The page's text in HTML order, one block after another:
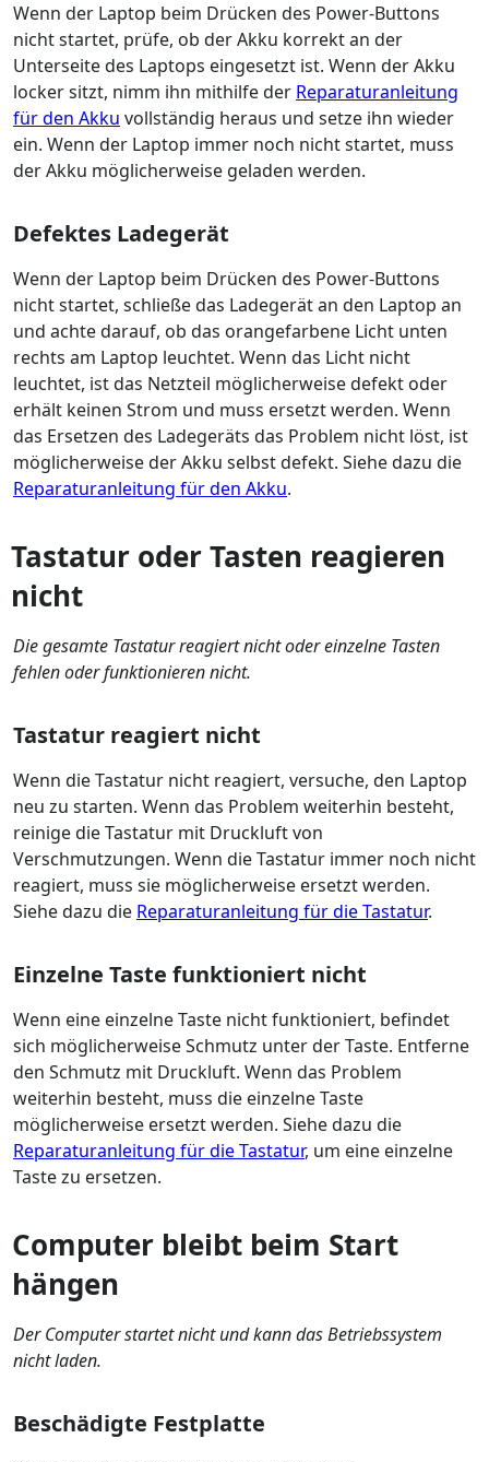
Wenn der Laptop beim Drücken des Power-Buttons
nicht startet, prüfe, ob der Akku korrekt an der
Unterseite des Laptops eingesetzt ist. Wenn der Akku
locker sitzt, nimm ihn mithilfe der Reparaturanleitung
für den Akku vollständig heraus und setze ihn wieder
ein. Wenn der Laptop immer noch nicht startet, muss
der Akku möglicherweise geladen werden.
Defektes Ladegerät
Wenn der Laptop beim Drücken des Power-Buttons
nicht startet, schließe das Ladegerät an den Laptop an
und achte darauf, ob das orangefarbene Licht unten
rechts am Laptop leuchtet. Wenn das Licht nicht
leuchtet, ist das Netzteil möglicherweise defekt oder
erhält keinen Strom und muss ersetzt werden. Wenn
das Ersetzen des Ladegeräts das Problem nicht löst, ist
möglicherweise der Akku selbst defekt. Siehe dazu die
Reparaturanleitung für den Akku.
Tastatur oder Tasten reagieren
nicht
Die gesamte Tastatur reagiert nicht oder einzelne Tasten
fehlen oder funktionieren nicht.
Tastatur reagiert nicht
Wenn die Tastatur nicht reagiert, versuche, den Laptop
neu zu starten. Wenn das Problem weiterhin besteht,
reinige die Tastatur mit Druckluft von
Verschmutzungen. Wenn die Tastatur immer noch nicht
reagiert, muss sie möglicherweise ersetzt werden.
Siehe dazu die Reparaturanleitung für die Tastatur.
Einzelne Taste funktioniert nicht
Wenn eine einzelne Taste nicht funktioniert, befindet
sich möglicherweise Schmutz unter der Taste. Entferne
den Schmutz mit Druckluft. Wenn das Problem
weiterhin besteht, muss die einzelne Taste
möglicherweise ersetzt werden. Siehe dazu die
Reparaturanleitung für die Tastatur, um eine einzelne
Taste zu ersetzen.
Computer bleibt beim Start
hängen
Der Computer startet nicht und kann das Betriebssystem
nicht laden.
Beschädigte Festplatte